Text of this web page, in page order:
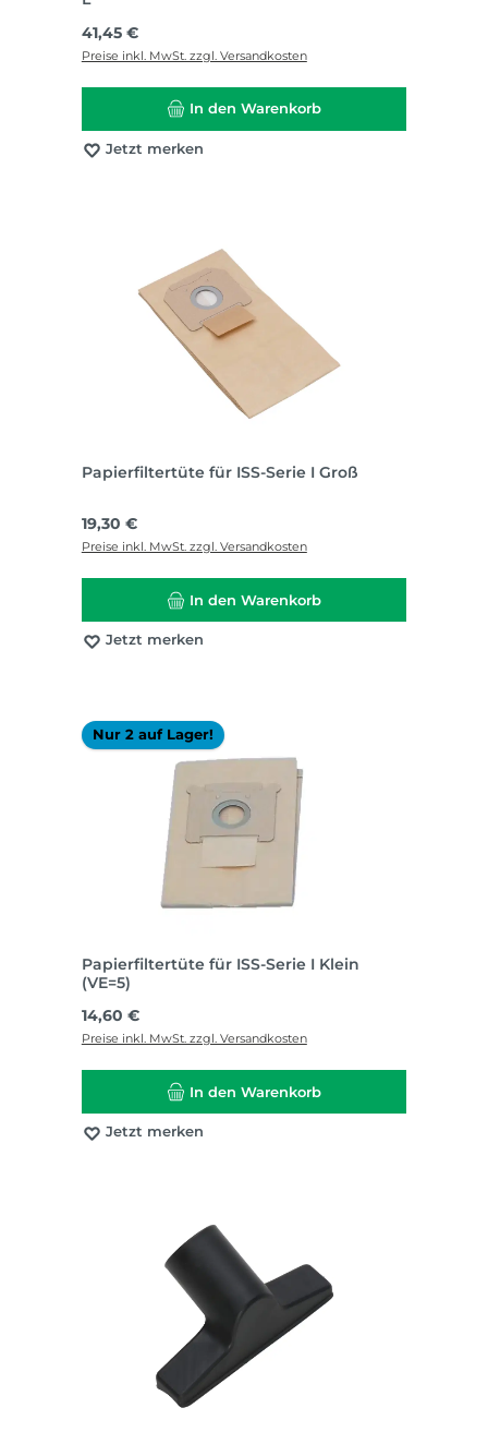
Regulärer Preis:
41,45 €
Preise inkl. MwSt. zzgl. Versandkosten
In den Warenkorb
Jetzt merken
Papierfiltertüte für ISS-Serie I Groß
Regulärer Preis:
19,30 €
Preise inkl. MwSt. zzgl. Versandkosten
In den Warenkorb
Jetzt merken
Nur 2 auf Lager!
Papierfiltertüte für ISS-Serie I Klein
(VE=5)
Regulärer Preis:
14,60 €
Preise inkl. MwSt. zzgl. Versandkosten
In den Warenkorb
Jetzt merken